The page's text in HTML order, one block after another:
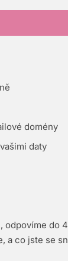
domény
daty
odpovíme do
a co jste se